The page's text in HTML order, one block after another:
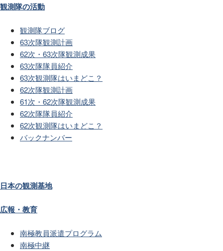
観測隊の活動
観測隊ブログ
63次隊観測計画
62次・63次隊観測成果
63次隊隊員紹介
63次観測隊はいまどこ？
62次隊観測計画
61次・62次隊観測成果
62次隊隊員紹介
62次観測隊はいまどこ？
バックナンバー
日本の観測基地
広報・教育
南極教員派遣プログラム
南極中継